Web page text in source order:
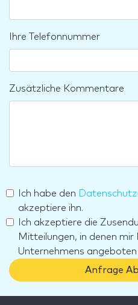
Ihre Telefonnummer
Zusätzliche Kommentare
Ich habe den
akzeptiere ihn.
Ich akzeptiere die
Mitteilungen, in denen mir
Unternehmens
Anfrage